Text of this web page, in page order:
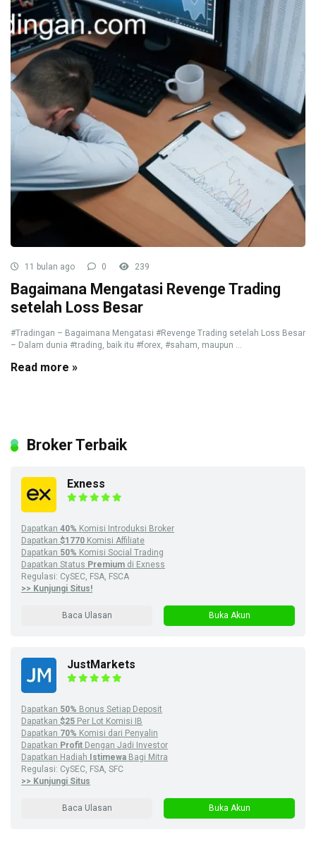
11 bulan ago 0 239
Bagaimana Mengatasi Revenge Trading
setelah Loss Besar
#Tradingan – Bagaimana Mengatasi #Revenge Trading setelah Loss Besar
– Dalam dunia #trading, baik itu #forex, #saham, maupun ...
Read more »
Broker Terbaik
Exness
Dapatkan 40% Komisi Introduksi Broker
Dapatkan $1770 Komisi Affiliate
Dapatkan 50% Komisi Social Trading
Dapatkan Status Premium di Exness
Regulasi: CySEC, FSA, FSCA
>> Kunjungi Situs!
Baca Ulasan Buka Akun
JustMarkets
Dapatkan 50% Bonus Setiap Deposit
Dapatkan $25 Per Lot Komisi IB
Dapatkan 70% Komisi dari Penyalin
Dapatkan Profit Dengan Jadi Investor
Dapatkan Hadiah Istimewa Bagi Mitra
Regulasi: CySEC, FSA, SFC
>> Kunjungi Situs
Baca Ulasan Buka Akun